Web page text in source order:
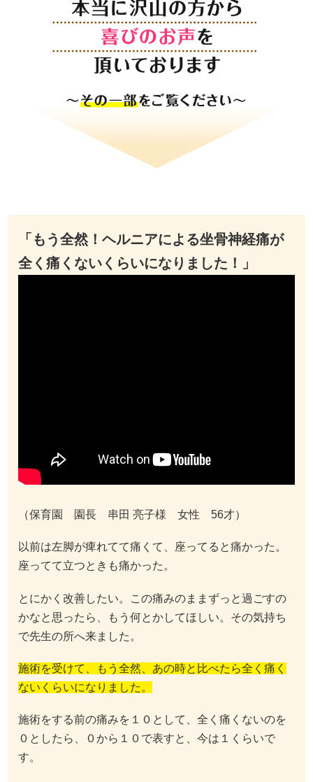
「もう全然！ヘルニアによる坐骨神経痛が
全く痛くないくらいになりました！」
（保育園 園長 串田 亮子様 女性 56才）
以前は左脚が痺れてて痛くて、座ってると痛かった。
座ってて立つときも痛かった。
とにかく改善したい。この痛みのままずっと過ごすの
かなと思ったら、もう何とかしてほしい。その気持ち
で先生の所へ来ました。
施術を受けて、もう全然、あの時と比べたら全く痛く
ないくらいになりました。
施術をする前の痛みを１０として、全く痛くないのを
０としたら、０から１０で表すと、今は１くらいで
す。